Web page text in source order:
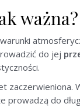
ważna?
do jej
prowadzą do